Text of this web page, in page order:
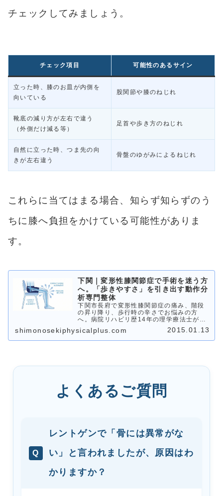
チェックしてみましょう。
チェック項目 可能性のあるサイン
立った時、膝のお皿が内側を
向いている
股関節や膝のねじれ
靴底の減り方が左右で違う
（外側だけ減る等）
足首や歩き方のねじれ
自然に立った時、つま先の向
きが左右違う
骨盤のゆがみによるねじれ
これらに当てはまる場合、知らず知らずのう
ちに膝へ負担をかけている可能性がありま
す。
下関｜変形性膝関節症で手術を迷う方
へ。「歩きやすさ」を引き出す動作分
析専門整体
下関市長府で変形性膝関節症の痛み、階段
の昇り降り、歩行時の辛さでお悩みの方
へ。病院リハビリ歴14年の理学療法士が、
あなたの歩き方を「動作分析専門整体」の
視点で徹底評価。膝の軟骨が減っていて
も、全身の連動性を整えることで物理的な
shimonosekiphysicalplus.com 2015.01.13
よくあるご質問
Q
レントゲンで「骨には異常がな
い」と言われましたが、原因はわ
かりますか？